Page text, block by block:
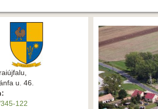
u. 46.
122